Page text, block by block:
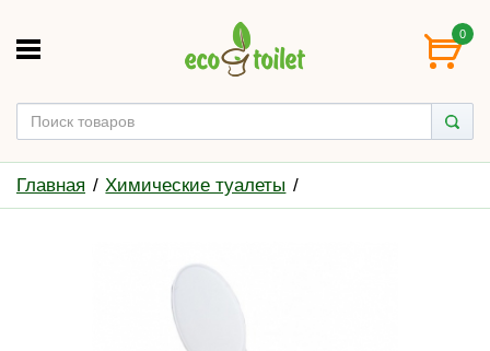
0
Главная Химические туалеты